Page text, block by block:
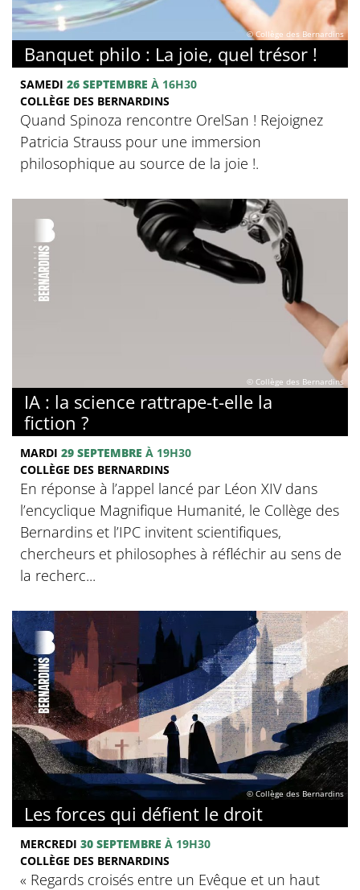
© Collège des Bernardins
Banquet philo : La joie, quel trésor !
SAMEDI 26 SEPTEMBRE À 16H30
COLLÈGE DES BERNARDINS
Quand Spinoza rencontre OrelSan ! Rejoignez
Patricia Strauss pour une immersion
philosophique au source de la joie !.
© Collège des Bernardins
IA : la science rattrape-t-elle la
fiction ?
MARDI 29 SEPTEMBRE À 19H30
COLLÈGE DES BERNARDINS
En réponse à l’appel lancé par Léon XIV dans
l’encyclique Magnifique Humanité, le Collège des
Bernardins et l’IPC invitent scientifiques,
chercheurs et philosophes à réfléchir au sens de
la recherc...
© Collège des Bernardins
Les forces qui défient le droit
MERCREDI 30 SEPTEMBRE À 19H30
COLLÈGE DES BERNARDINS
« Regards croisés entre un Evêque et un haut